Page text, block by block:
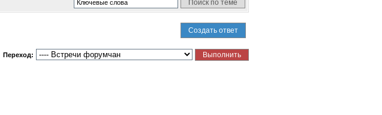
Создать ответ
Переход: